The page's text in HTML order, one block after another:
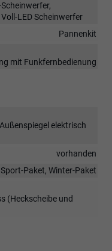
LED Scheinwerfer
Pannenkit
mit Funkfernbedienung
elektrisch
vorhanden
Sport-Paket, Winter-Paket
(Heckscheibe und